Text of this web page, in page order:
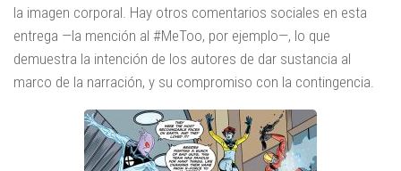
la imagen corporal. Hay otros comentarios sociales en esta
entrega —la mención al #MeToo, por ejemplo—, lo que
demuestra la intención de los autores de dar sustancia al
marco de la narración, y su compromiso con la contingencia.